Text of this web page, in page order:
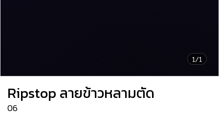
1/1
Ripstop ลายข้าวหลามตัด
06